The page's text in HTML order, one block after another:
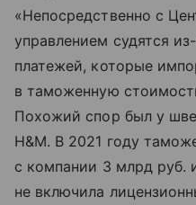
«Непосредственно с
управлением судятся
платежей, которые
в таможенную
Похожий спор был у
H&M. В 2021 году
с компании 3 млрд руб.
не включила